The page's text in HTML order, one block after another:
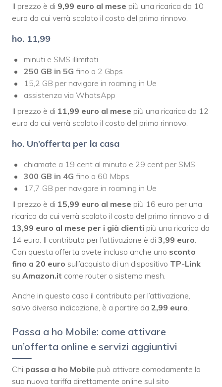
Il prezzo è di 9,99 euro al mese più una ricarica da 10
euro da cui verrà scalato il costo del primo rinnovo.
ho. 11,99
minuti e SMS illimitati
250 GB in 5G fino a 2 Gbps
15,2 GB per navigare in roaming in Ue
assistenza via WhatsApp
Il prezzo è di 11,99 euro al mese più una ricarica da 12
euro da cui verrà scalato il costo del primo rinnovo.
ho. Un’offerta per la casa
chiamate a 19 cent al minuto e 29 cent per SMS
300 GB in 4G fino a 60 Mbps
17,7 GB per navigare in roaming in Ue
Il prezzo è di 15,99 euro al mese più 16 euro per una
ricarica da cui verrà scalato il costo del primo rinnovo o di
13,99 euro al mese per i già clienti più una ricarica da
14 euro. Il contributo per l’attivazione è di 3,99 euro.
Con questa offerta avete incluso anche uno sconto
fino a 20 euro sull’acquisto di un dispositivo TP-Link
su Amazon.it come router o sistema mesh.
Anche in questo caso il contributo per l’attivazione,
salvo diversa indicazione, è a partire da 2,99 euro.
Passa a ho Mobile: come attivare
un’offerta online e servizi aggiuntivi
Chi passa a ho Mobile può attivare comodamente la
sua nuova tariffa direttamente online sul sito